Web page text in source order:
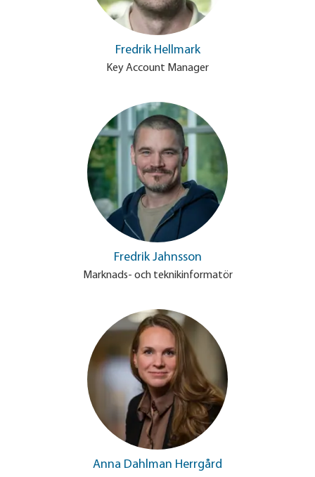
Fredrik Hellmark
Key Account Manager
Fredrik Jahnsson
Marknads- och teknikinformatör
Anna Dahlman Herrgård